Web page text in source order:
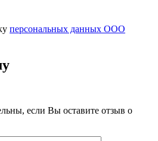
персональных данных ООО
если Вы оставите отзыв о